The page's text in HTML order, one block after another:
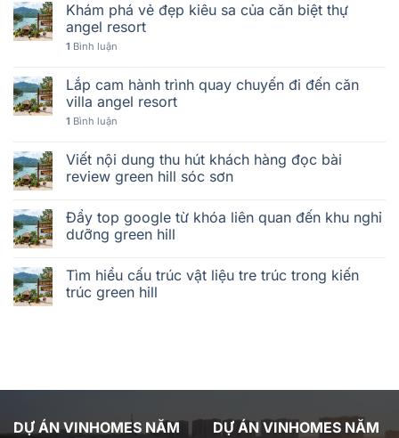
Khám phá vẻ đẹp kiêu sa của căn biệt thự
angel resort
1 Bình luận
Lắp cam hành trình quay chuyến đi đến căn
villa angel resort
1 Bình luận
Viết nội dung thu hút khách hàng đọc bài
review green hill sóc sơn
Đẩy top google từ khóa liên quan đến khu nghỉ
dưỡng green hill
Tìm hiểu cấu trúc vật liệu tre trúc trong kiến
trúc green hill
DỰ ÁN VINHOMES NĂM
DỰ ÁN VINHOMES NĂM